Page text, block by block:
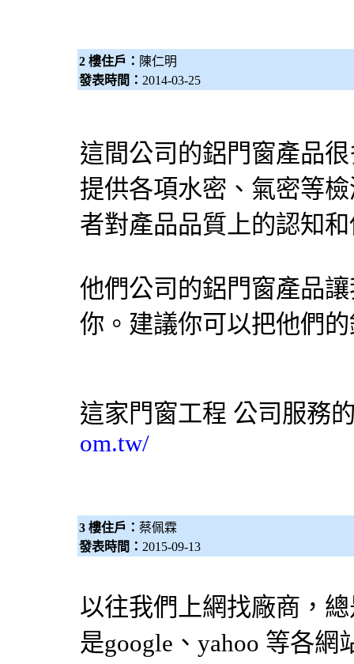
2 樓住戶： 陳仁明
發表時間： 2014-03-25
這間公司的鋁門窗產品
提供各項水密、氣密等
者對產品品質上的認知
他們公司的鋁門窗產品
你。建議你可以把他們
這家門窗工程 公司服務
om.tw/
3 樓住戶： 蔡佩霖
發表時間： 2015-09-13
以往我們上網找廠商，
是google、yahoo 等各